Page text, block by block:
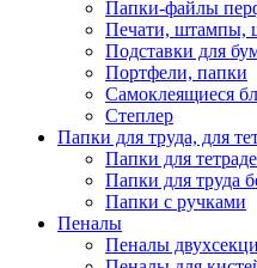
Папки-файлы
Печати, штампы,
Подставки для
Портфели, папки
Самоклеящиеся
Степлер
Папки для труда, для
Папки для
Папки для труда
Папки с ручками
Пеналы
Пеналы